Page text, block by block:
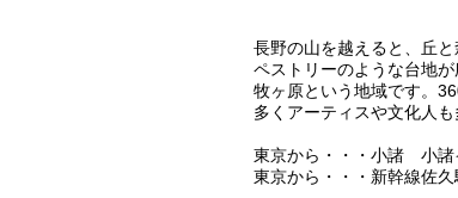
長野の山を越えると、丘
ペストリーのような台地
牧ヶ原という地域です。
多くアーティスや文化人も
東京から・・・小諸 小
東京から・・・新幹線佐